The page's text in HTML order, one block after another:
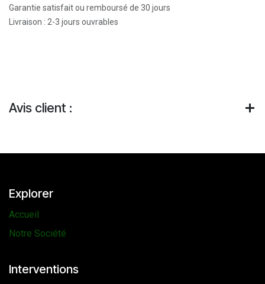
Garantie satisfait ou remboursé de 30 jours
Livraison : 2-3 jours ouvrables
Avis client :
Explorer
Accueil
Notre Société
Interventions